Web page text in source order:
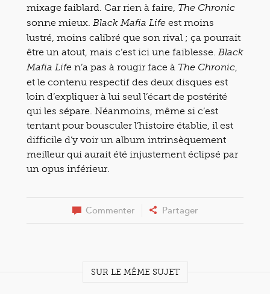
mixage faiblard. Car rien à faire, The Chronic
sonne mieux. Black Mafia Life est moins
lustré, moins calibré que son rival ; ça pourrait
être un atout, mais c’est ici une faiblesse. Black
Mafia Life n’a pas à rougir face à The Chronic,
et le contenu respectif des deux disques est
loin d’expliquer à lui seul l’écart de postérité
qui les sépare. Néanmoins, même si c’est
tentant pour bousculer l’histoire établie, il est
difficile d’y voir un album intrinsèquement
meilleur qui aurait été injustement éclipsé par
un opus inférieur.
Commenter Partager
SUR LE MÊME SUJET